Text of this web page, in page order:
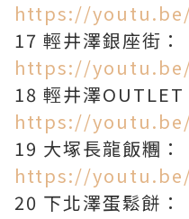
https://
17 輕井澤銀座街：
https://
18 輕井澤OUTLET
https://
19 大塚長龍飯糰：
https://youtu.be/
20 下北澤蛋鬆餅：